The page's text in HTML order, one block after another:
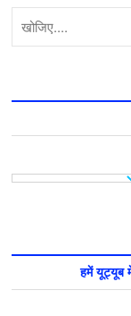
सिंह,
जानिए
खोजें
हमें यूट्यूब